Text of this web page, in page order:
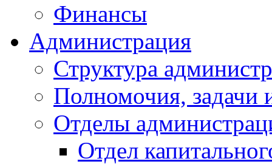
Финансы
Администрация
Структура
Полномочия, задачи
Отделы
Отдел